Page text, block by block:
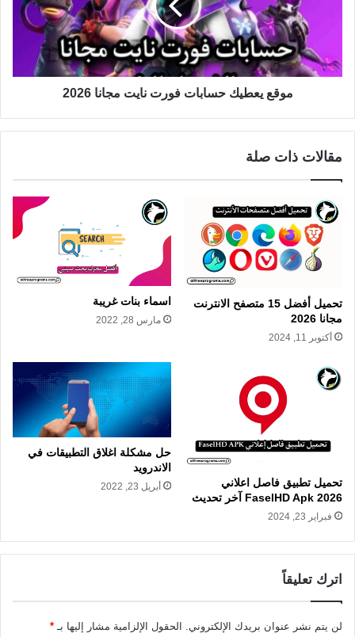
موقع يعطيك حسابات فورت نايت مجانا 2026
مقالات ذات صلة
تحميل أفضل 15 متصفح الانترنت
مجانا 2026
أكتوبر 11, 2024
اسماء بنات غريبة
مارس 28, 2022
تحميل تطبيق فاصل اعلاني
FaselHD Apk 2026 آخر تحديث
فبراير 23, 2024
حل مشكلة اغلاق التطبيقات في
الاندرويد
أبريل 23, 2022
اترك تعليقاً
لن يتم نشر عنوان بريدك الإلكتروني. الحقول الإلزامية مشار إليها بـ *